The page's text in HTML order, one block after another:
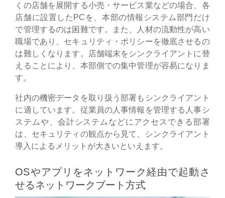
くの店舗を展開する小売・サービス業などの場合、各
店舗に設置したPCを、本部の情報システム部門だけ
で管理するのは困難です。また、人材の流動性が高い
職場であり、セキュリティ・ポリシーを徹底させるの
は難しくなります。店舗端末をシンクライアントに替
えることにより、本部側での集中管理が容易になりま
す。
社内の機密データを取り扱う部署もシンクライアント
に適しています。従業員の人事情報を管理する人事シ
ステムや、会計システムなどにアクセスできる部署
は、セキュリティの観点から見て、シンクライアント
導入によるメリットが大きいといえます。
OSやアプリをネットワーク経由で起動さ
せるネットワークブート方式